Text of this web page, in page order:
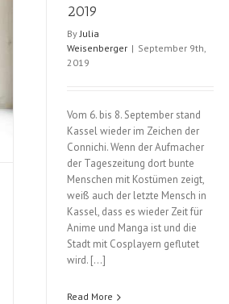
2019
By Julia
Weisenberger | September 9th,
2019
Vom 6. bis 8. September stand
Kassel wieder im Zeichen der
Connichi. Wenn der Aufmacher
der Tageszeitung dort bunte
Menschen mit Kostümen zeigt,
weiß auch der letzte Mensch in
Kassel, dass es wieder Zeit für
Anime und Manga ist und die
Stadt mit Cosplayern geflutet
wird. […]
Read More